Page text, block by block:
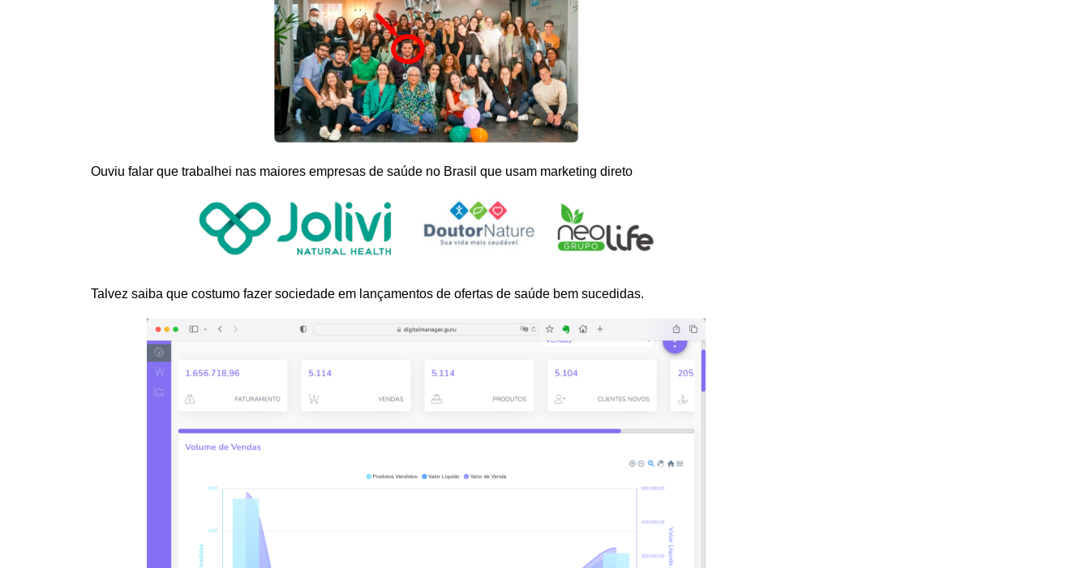
Ouviu falar que trabalhei nas maiores empresas de saúde no Brasil que usam marketing direto
Talvez saiba que costumo fazer sociedade em lançamentos de ofertas de saúde bem sucedidas.